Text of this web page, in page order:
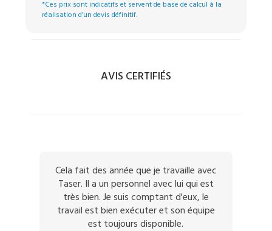
*Ces prix sont indicatifs et servent de base de calcul à la
réalisation d’un devis définitif.
AVIS CERTIFIÉS
Cela fait des année que je travaille avec
Taser. Il a un personnel avec lui qui est
très bien. Je suis comptant d'eux, le
travail est bien exécuter et son équipe
est toujours disponible.